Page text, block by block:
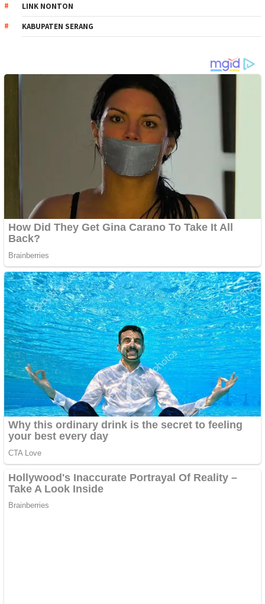
LINK NONTON
KABUPATEN SERANG